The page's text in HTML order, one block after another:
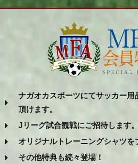
ナガオカスポーツにてサッカー用
頂けます。
Jリーグ試合観戦にご招待します。
オリジナルトレーニングシャツを
その他特典も続々登場！